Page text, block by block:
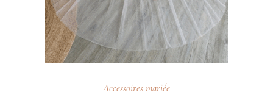
Accessoires mariée